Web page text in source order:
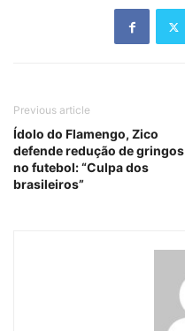
Previous article
Ídolo do Flamengo, Zico
defende redução de gringos
no futebol: “Culpa dos
brasileiros”